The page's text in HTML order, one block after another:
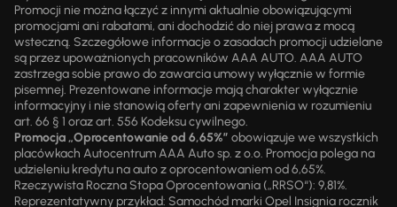
Promocji nie można łączyć z innymi aktualnie obowiązującymi
promocjami ani rabatami, ani dochodzić do niej prawa z mocą
wsteczną. Szczegółowe informacje o zasadach promocji udzielane
są przez upoważnionych pracowników AAA AUTO. AAA AUTO
zastrzega sobie prawo do zawarcia umowy wyłącznie w formie
pisemnej. Prezentowane informacje mają charakter wyłącznie
informacyjny i nie stanowią oferty ani zapewnienia w rozumieniu
art. 66 § 1 oraz art. 556 Kodeksu cywilnego.
Promocja „Oprocentowanie od 6,65%” obowiązuje we wszystkich
placówkach Autocentrum AAA Auto sp. z o.o. Promocja polega na
udzieleniu kredytu na auto z oprocentowaniem od 6,65%.
Rzeczywista Roczna Stopa Oprocentowania („RRSO“): 9,81%.
Reprezentatywny przykład: Samochód marki Opel Insignia rocznik